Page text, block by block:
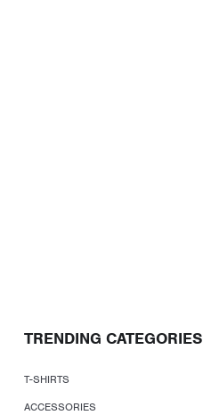
TRENDING CATEGORIES
T-SHIRTS
ACCESSORIES